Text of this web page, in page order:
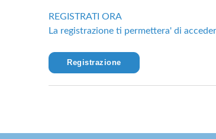
REGISTRATI ORA
La registrazione ti permettera' di
Registrazione